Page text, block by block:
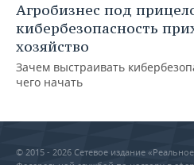
Агробизнес под
кибербезопасность
хозяйство
Зачем выстраивать
чего начать
© 2015 - 2026 Сетевое издание